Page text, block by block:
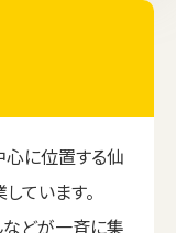
に位置する仙
ています。
などが一斉に集